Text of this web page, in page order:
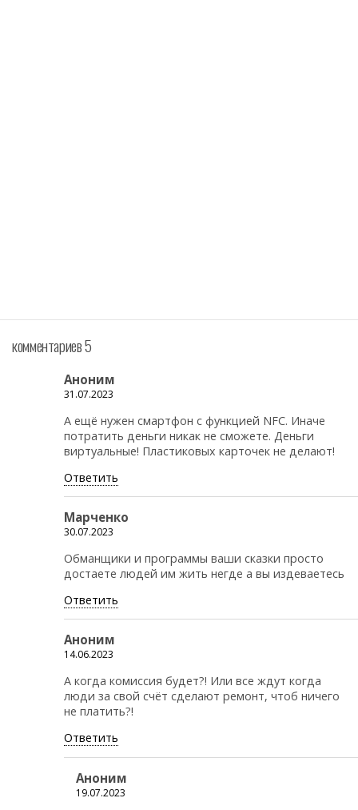
комментариев 5
Аноним
31.07.2023
А ещё нужен смартфон с функцией NFC. Иначе
потратить деньги никак не сможете. Деньги
виртуальные! Пластиковых карточек не делают!
Ответить
Марченко
30.07.2023
Обманщики и программы ваши сказки просто
достаете людей им жить негде а вы издеваетесь
Ответить
Аноним
14.06.2023
А когда комиссия будет?! Или все ждут когда
люди за свой счёт сделают ремонт, чтоб ничего
не платить?!
Ответить
Аноним
19.07.2023